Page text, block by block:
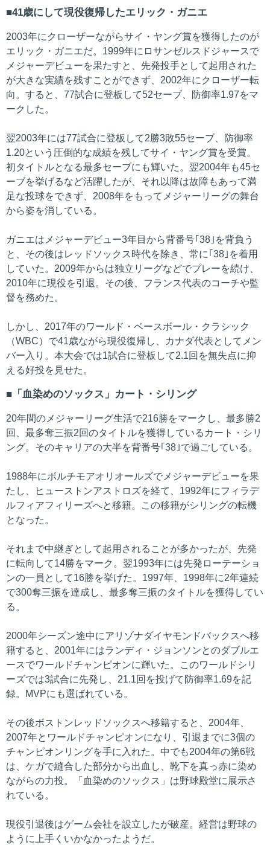
41歳にして現役復帰したエリック・ガニエ
2003年にクローザーながらサイ・ヤング賞を獲得したのが
エリック・ガニエだ。1999年にロサンゼルスドジャースで
メジャーデビューを果たすと、先発投手として起用された
が大きな実績を残すことができず、2002年にクローザー転
向。すると、77試合に登板して52セーブ、防御率1.97をマ
ークした。
翌2003年には77試合に登板して2勝3敗55セーブ、防御率
1.20という圧倒的な成績を残してサイ・ヤング賞を受賞。
初タイトルとなる最多セーブにも輝いた。翌2004年も45セ
ーブを挙げるなど活躍したが、それ以降は故障もあって満
足な投球をできず、2008年をもってメジャーリーグの舞台
から姿を消している。
ガニエはメジャーデビュー3年目から背番号｢38｣を背負う
と、その後はレッドソックス時代を除き、常に｢38｣を着用
していた。2009年からは独立リーグなどでプレーを続け、
2010年に現役を引退。その後、フランス代表のコーチや監
督を務めた。
しかし、2017年のワールド・ベースボール・クラシック
（WBC）で41歳ながら現役復帰し、カナダ代表としてメン
バー入り。本大会では1試合に登板して2.1回を無失点に抑
える好投を見せた。
「血染めのソックス」カート・シリング
20年間のメジャーリーグ生活で216勝をマークし、最多勝2
回、最多奪三振2回のタイトルを獲得しているカート・シリ
ング。そのキャリアの大半を背番号｢38｣で過ごしている。
1988年にボルチモアオリオールズでメジャーデビューを果
たし、ヒューストンアストロズを経て、1992年にフィラデ
ルフィアフィリーズへと移籍。この移籍がシリングの転機
となった。
それまで中継ぎとして起用されることが多かったが、先発
に転向して14勝をマーク。翌1993年には先発ローテーショ
ンの一員として16勝を挙げた。1997年、1998年に2年連続
で300奪三振を達成し、最多奪三振のタイトルを獲得してい
る。
2000年シーズン途中にアリゾナダイヤモンドバックスへ移
籍すると、2001年にはランディ・ジョンソンとのダブルエ
ースでワールドチャンピオンに輝いた。このワールドシリ
ーズでは3試合に先発し、21.1回を投げて防御率1.69を記
録。MVPにも選ばれている。
その後ボストンレッドソックスへ移籍すると、2004年、
2007年とワールドチャンピオンになり、引退までに3個の
チャンピオンリングを手に入れた。中でも2004年の第6戦
は、ケガで縫合した部分から出血し、靴下を真っ赤に染め
ながらの力投。「血染めのソックス」は野球殿堂に展示さ
れている。
現役引退後はゲーム会社を設立したが破産。経営は野球の
ように上手くいかなかったようだ。